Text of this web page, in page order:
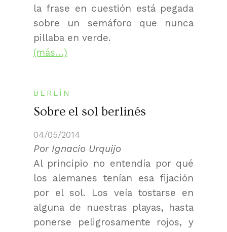
la frase en cuestión está pegada
sobre un semáforo que nunca
pillaba en verde.
(más…)
BERLÍN
Sobre el sol berlinés
04/05/2014
Por Ignacio Urquijo
Al principio no entendía por qué
los alemanes tenían esa fijación
por el sol. Los veía tostarse en
alguna de nuestras playas, hasta
ponerse peligrosamente rojos, y